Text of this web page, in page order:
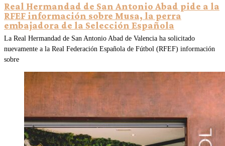
Real Hermandad de San Antonio Abad pide a la
RFEF información sobre Musa, la perra
embajadora de la Selección Española
La Real Hermandad de San Antonio Abad de Valencia ha solicitado
nuevamente a la Real Federación Española de Fútbol (RFEF) información
sobre